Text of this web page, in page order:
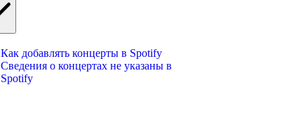
Как добавлять концерты в Spotify
Сведения о концертах не указаны в
Spotify